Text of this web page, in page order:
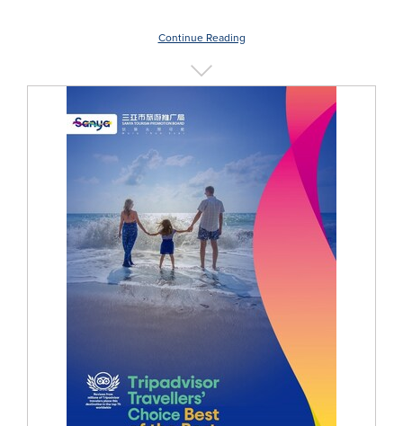
Continue Reading